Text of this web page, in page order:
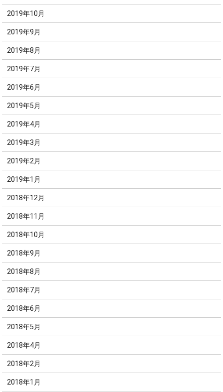
2019年10月
2019年9月
2019年8月
2019年7月
2019年6月
2019年5月
2019年4月
2019年3月
2019年2月
2019年1月
2018年12月
2018年11月
2018年10月
2018年9月
2018年8月
2018年7月
2018年6月
2018年5月
2018年4月
2018年2月
2018年1月